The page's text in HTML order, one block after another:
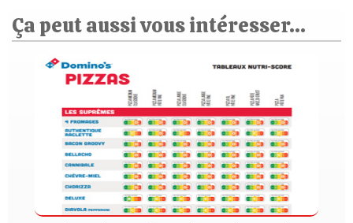
Ça peut aussi vous intéresser...